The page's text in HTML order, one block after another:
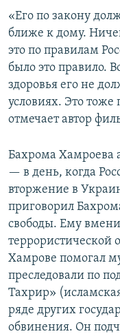
«Его по закону
ближе к дому.
это по правилам
было это правило.
здоровья его не
условиях. Это
отмечает автор
Бахрома Хамроева
— в день, когда
вторжение в
приговорил
свободы. Ему
террористической
Хамрове помогал
преследовали по
Тахрир»
ряде других
обвинения. Он